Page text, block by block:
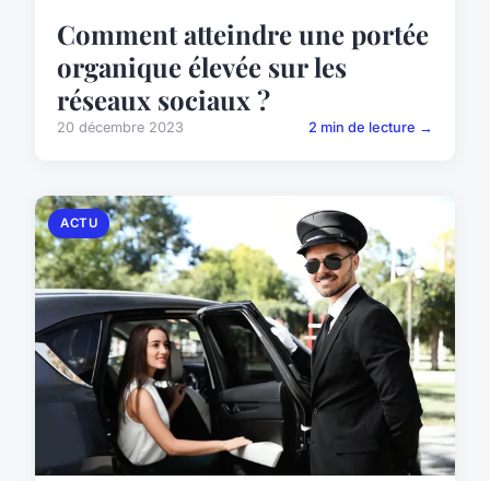
Comment atteindre une portée
organique élevée sur les
réseaux sociaux ?
20 décembre 2023 2 min de lecture →
ACTU